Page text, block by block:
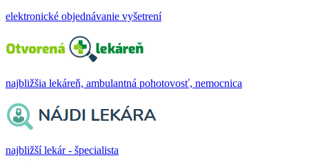
elektronické objednávanie vyšetrení
najbližšia lekáreň, ambulantná pohotovosť, nemocnica
najbližší lekár - špecialista